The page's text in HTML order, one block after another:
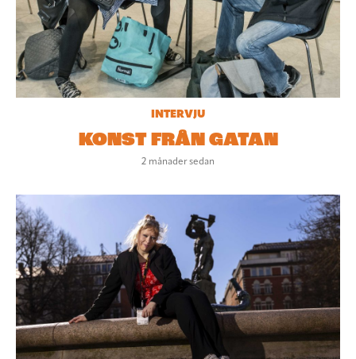
INTERVJU
KONST FRÅN GATAN
2 månader sedan